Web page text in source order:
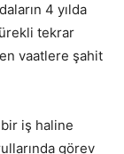
4 yılda
tekrar
vaatlere şahit
iş haline
görev